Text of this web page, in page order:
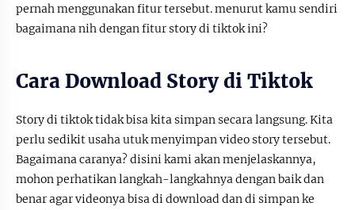
pernah menggunakan fitur tersebut. menurut kamu sendiri
bagaimana nih dengan fitur story di tiktok ini?
Cara Download Story di Tiktok
Story di tiktok tidak bisa kita simpan secara langsung. Kita
perlu sedikit usaha utuk menyimpan video story tersebut.
Bagaimana caranya? disini kami akan menjelaskannya,
mohon perhatikan langkah-langkahnya dengan baik dan
benar agar videonya bisa di download dan di simpan ke